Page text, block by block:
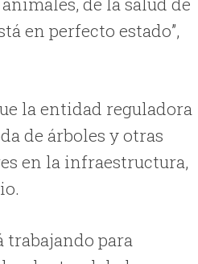
en perfecto estado”,
la entidad reguladora
de árboles y otras
en la infraestructura,
trabajando para